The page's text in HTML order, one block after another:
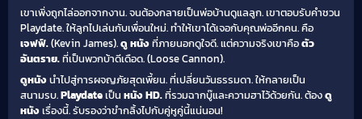
เขาเพิ่งถูกไล่ออกจากงาน. จนต้องกลายเป็นพ่อบ้านดูแลลูก. เขาตอบรับคำชวน
Playdate. ให้ลูกไปเล่นกับเพื่อนใหม่. ทำให้เขาได้เจอกับคุณพ่ออีกคน. คือ
เจฟฟ์.(Kevin James).ดู หนังที่ภายนอกดูใจดี. แต่ความจริงเขาคือตัว
อันตราย.ที่เป็นพวกบ้าดีเดือด. (Loose Cannon).
ดูหนังนำไปสู่การผจญภัยสุดเพี้ยน. ที่เปลี่ยนวันธรรมดา. ให้กลายเป็น
สนามรบ.Playdateเป็น หนัง HD.ที่รวมฉากบู๊และความฮาไว้ด้วยกัน. ต้องดู
หนังเรื่องนี้. รับรองว่าขำกลิ้งไปกับคู่หูคู่นี้แน่นอน!